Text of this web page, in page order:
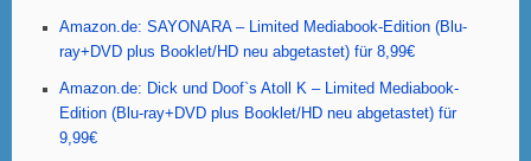
Amazon.de: SAYONARA – Limited Mediabook-Edition (Blu-
ray+DVD plus Booklet/HD neu abgetastet) für 8,99€
Amazon.de: Dick und Doof`s Atoll K – Limited Mediabook-
Edition (Blu-ray+DVD plus Booklet/HD neu abgetastet) für
9,99€